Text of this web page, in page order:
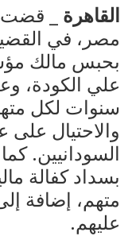
القاهرة _ قضت
بحبس مالك
علي الكودة،
سنوات لكل
والاحتيال
السودانيين.
متهم، إضافة
عليهم.